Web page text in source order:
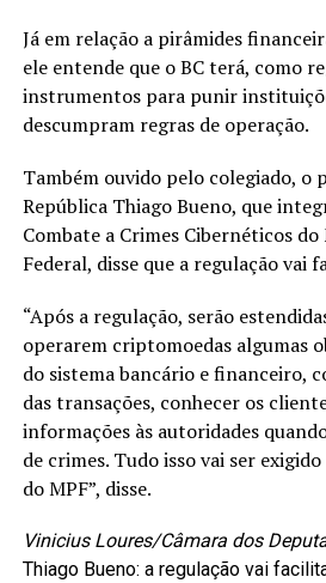
Já em relação a pirâmides
ele entende que o BC terá, como
instrumentos para punir
descumpram regras de operação.
Também ouvido pelo colegiado, o
República Thiago Bueno, que
Combate a Crimes Cibernéticos
Federal, disse que a regulação vai
“Após a regulação, serão
operarem criptomoedas algumas
do sistema bancário e financeiro,
das transações, conhecer os
informações às autoridades
de crimes. Tudo isso vai ser
do MPF”, disse.
Vinicius Loures/Câmara dos
Thiago Bueno: a regulação vai